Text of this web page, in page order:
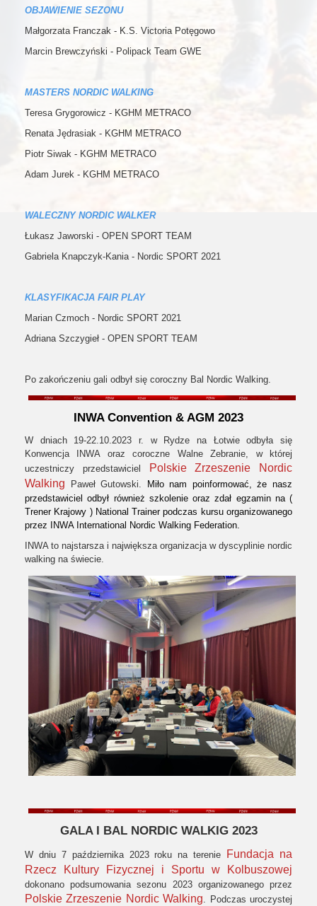
OBJAWIENIE SEZONU
Małgorzata Franczak - K.S. Victoria Potęgowo
Marcin Brewczyński - Polipack Team GWE
MASTERS NORDIC WALKING
Teresa Grygorowicz - KGHM METRACO
Renata Jędrasiak - KGHM METRACO
Piotr Siwak - KGHM METRACO
Adam Jurek - KGHM METRACO
WALECZNY NORDIC WALKER
Łukasz Jaworski - OPEN SPORT TEAM
Gabriela Knapczyk-Kania - Nordic SPORT 2021
KLASYFIKACJA FAIR PLAY
Marian Czmoch - Nordic SPORT 2021
Adriana Szczygieł - OPEN SPORT TEAM
Po zakończeniu gali odbył się coroczny Bal Nordic Walking.
INWA Convention & AGM 2023
W dniach 19-22.10.2023 r. w Rydze na Łotwie odbyła się
Konwencja INWA oraz coroczne Walne Zebranie, w której
uczestniczy przedstawiciel
Polskie Zrzeszenie Nordic
Walking Paweł Gutowski.
Miło nam poinformować, że nasz
przedstawiciel odbył również szkolenie oraz zdał egzamin na (
Trener Krajowy ) National Trainer podczas kursu organizowanego
przez INWA International Nordic Walking Federation.
INWA to najstarsza i największa organizacja w dyscyplinie nordic
walking na świecie.
GALA I BAL NORDIC WALKIG 2023
W dniu 7 października 2023 roku na terenie
Fundacja na
Rzecz Kultury Fizycznej i Sportu w Kolbuszowej
dokonano podsumowania sezonu 2023 organizowanego przez
Polskie Zrzeszenie Nordic Walking. Podczas uroczystej